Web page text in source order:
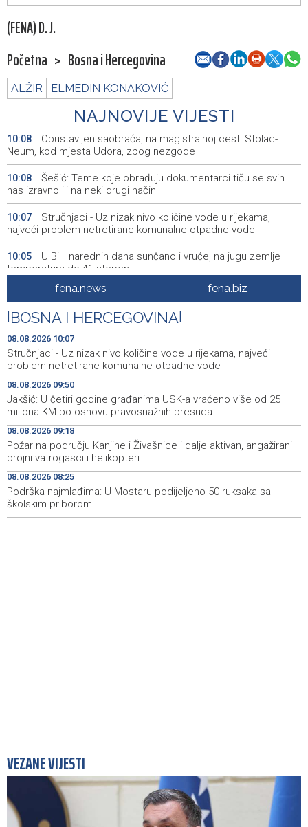
(FENA) D. J.
Početna > Bosna i Hercegovina
ALŽIR ELMEDIN KONAKOVIĆ
NAJNOVIJE VIJESTI
10:08
Obustavljen saobraćaj na magistralnoj cesti Stolac-
Neum, kod mjesta Udora, zbog nezgode
10:08
Šešić: Teme koje obrađuju dokumentarci tiču se svih
nas izravno ili na neki drugi način
10:07
Stručnjaci - Uz nizak nivo količine vode u rijekama,
najveći problem netretirane komunalne otpadne vode
10:05
U BiH narednih dana sunčano i vruće, na jugu zemlje
temperatura do 41 stepen
Danas dva susreta nove sezone nogometne WWin lige
BiH
09:50
Jakšić: U četiri godine građanima USK-a vraćeno više od
25 miliona KM po osnovu pravosnažnih presuda
09:45 Književno veče sa Admirom i Irmom Husić u Ključu
09:18
Požar na području Kanjine i Živašnice i dalje aktivan,
angažirani brojni vatrogasci i helikopteri
08:55
Erdogan: Sporazum iz Meke nije usmjeren ni protiv
jedne države, otvoren je i za prijateljske zemlje
08:51
Američki sud blokirao Trumpov plan izgradnje plesne
dvorane u Bijeloj kući
fena.news fena.biz
BOSNA I HERCEGOVINA
08.08.2026 10:07
Stručnjaci - Uz nizak nivo količine vode u rijekama, najveći
problem netretirane komunalne otpadne vode
08.08.2026 09:50
Jakšić: U četiri godine građanima USK-a vraćeno više od 25
miliona KM po osnovu pravosnažnih presuda
08.08.2026 09:18
Požar na području Kanjine i Živašnice i dalje aktivan, angažirani
brojni vatrogasci i helikopteri
08.08.2026 08:25
Podrška najmlađima: U Mostaru podijeljeno 50 ruksaka sa
školskim priborom
VEZANE VIJESTI